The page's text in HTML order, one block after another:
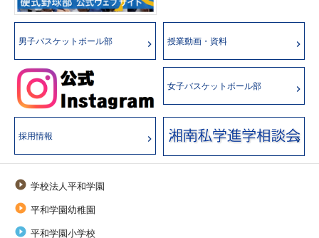
授業動画・資料
男子バスケットボール部
女子バスケットボール部
採用情報
 学校法人平和学園
 平和学園幼稚園
 平和学園小学校